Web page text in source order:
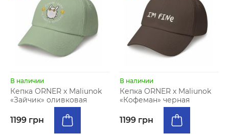
В наличии
Кепка ORNER x Maliunok
«Зайчик» оливковая
1199 грн
В наличии
Кепка ORNER x Maliunok
«Кофеман» черная
1199 грн